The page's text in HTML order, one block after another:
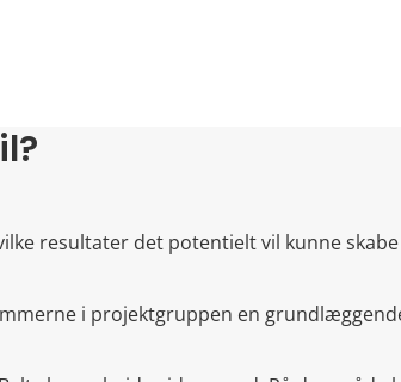
resultater det potentielt vil kunne
i projektgruppen en